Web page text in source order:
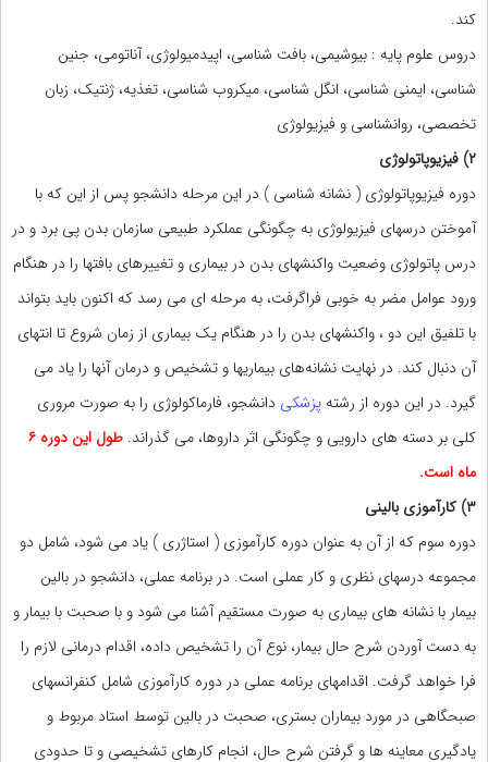
کند.
دروس علوم پایه : بیوشیمی، بافت شناسی، اپیدمیولوژی، آناتومی، جنین
شناسی، ایمنی شناسی، انگل شناسی، میکروب شناسی، تغذیه، ژنتیک، زبان
تخصصی، روانشناسی و فیزیولوژی
۲) فیزیوپاتولوژی
دوره فیزیوپاتولوژی ( نشانه شناسی ) در این مرحله دانشجو پس از این که با
آموختن درسهای فیزیولوژی به چگونگی عملکرد طبیعی سازمان بدن پی برد و در
درس پاتولوژی وضعیت واکنشهای بدن در بیماری و تغییرهای بافتها را در هنگام
ورود عوامل مضر به خوبی فراگرفت، به مرحله ای می رسد که اکنون باید بتواند
با تلفیق این دو ، واکنشهای بدن را در هنگام یک بیماری از زمان شروع تا انتهای
آن دنبال کند. در نهایت نشانه‌های بیماریها و تشخیص و درمان آنها را یاد می
گیرد. در این دوره از رشته پزشکی دانشجو، فارماکولوژی را به صورت مروری
کلی بر دسته های دارویی و چگونگی اثر داروها، می گذراند.
طول این دوره ۶
ماه است.
۳) کارآموزی بالینی
دوره سوم که از آن به عنوان دوره کارآموزی ( استاژری ) یاد می شود، شامل دو
مجموعه درسهای نظری و کار عملی است. در برنامه عملی، دانشجو در بالین
بیمار با نشانه های بیماری به صورت مستقیم آشنا می شود و با صحبت با بیمار و
به دست آوردن شرح حال بیمار، نوع آن را تشخیص داده، اقدام درمانی لازم را
فرا خواهد گرفت. اقدامهای برنامه عملی در دوره کارآموزی شامل کنفرانسهای
صبحگاهی در مورد بیماران بستری، صحبت در بالین توسط استاد مربوط و
یادگیری معاینه ها و گرفتن شرح حال، انجام کارهای تشخیصی و تا حدودی